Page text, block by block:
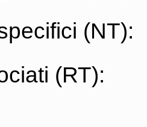
(NT):
(RT):